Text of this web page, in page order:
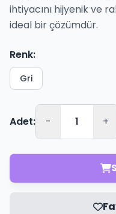
ihtiyacını hijyenik ve
ideal bir çözümdür.
Renk:
Gri
Adet: - +